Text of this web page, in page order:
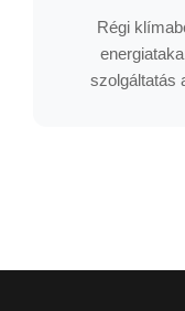
Régi
szolgáltatás